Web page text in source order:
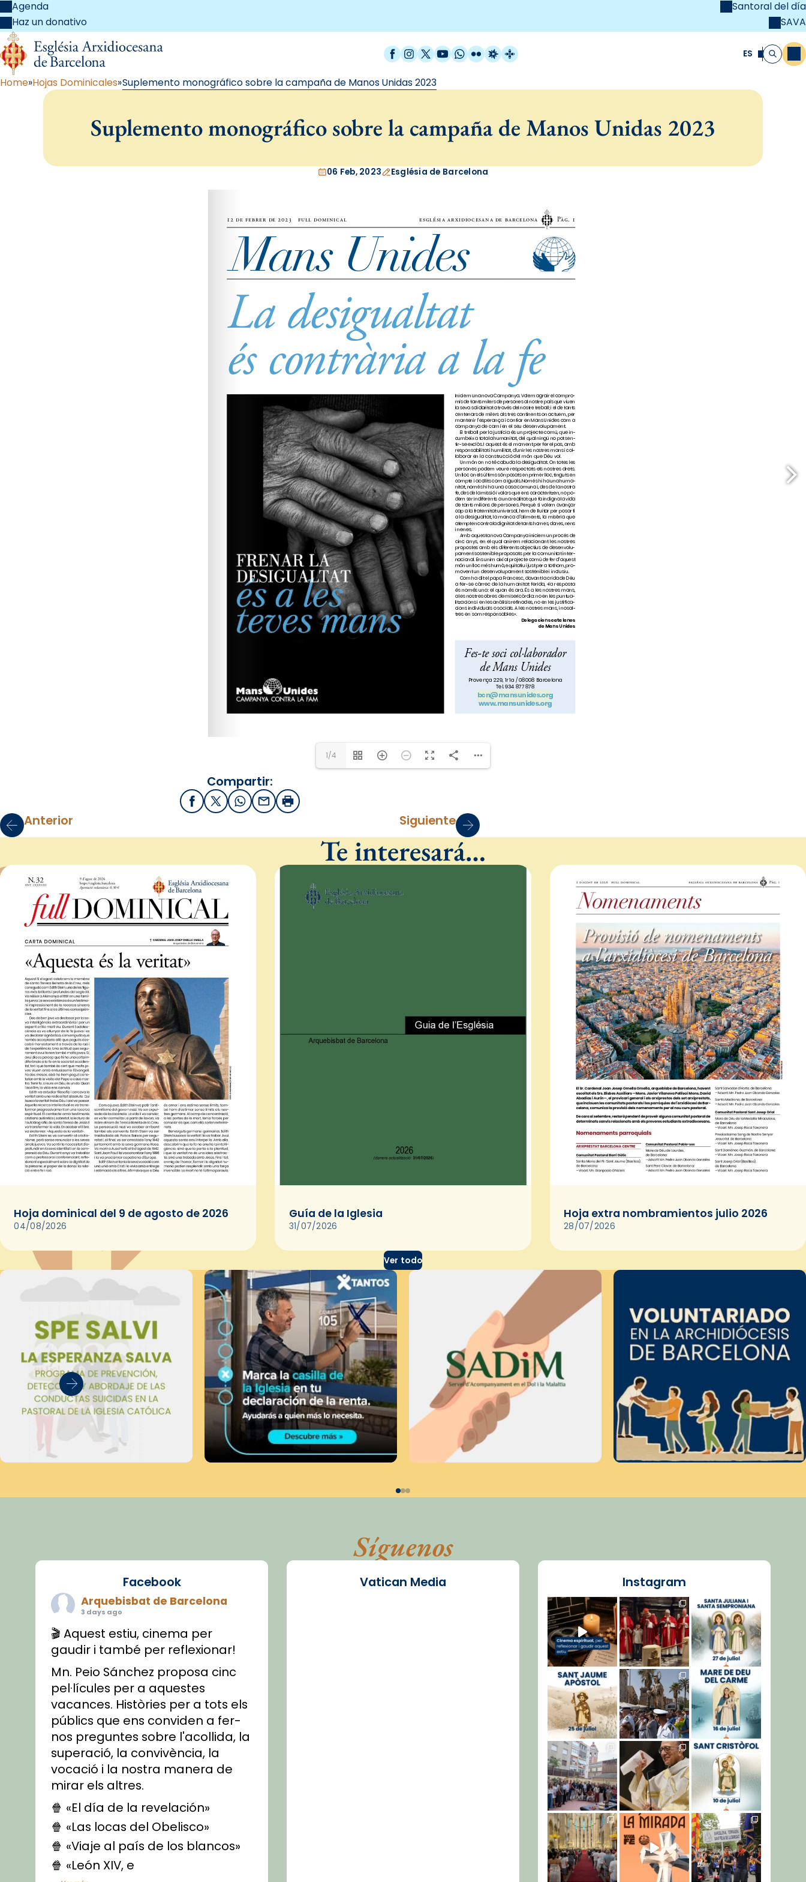
Agenda
Haz un donativo
Santoral del día
SAVA
Facebook
Instagram
X / Twitter
YouTube
WhatsApp
FlickrRadio Estel
Catalunya Cristiana ES Buscar
Home Hojas Dominicales Suplemento monográfico sobre la campaña de Manos Unidas 2023
Suplemento monográfico sobre la campaña de Manos Unidas 2023
06 Feb, 2023 Església de Barcelona
bcn@mansunides.org
www.mansunides.org
www.mansunides.org
1/4
Compartir:
FacebookX / Twitter
WhatsApp
EmailImprimir
Anterior Siguiente
Te interesará…
Hoja dominical del 9 de agosto de 2026
04/08/2026
Guía de la Iglesia
31/07/2026
Hoja extra nombramientos julio 2026
28/07/2026
Ver todo
Síguenos
Facebook
Arquebisbat de Barcelona
3 days ago
🎬 Aquest estiu, cinema per
gaudir i també per reflexionar!
Mn. Peio Sánchez proposa cinc
pel·lícules per a aquestes
vacances. Històries per a tots els
públics que ens conviden a fer-
nos preguntes sobre l'acollida, la
superació, la convivència, la
vocació i la nostra manera de
mirar els altres.
🍿 «El día de la revelación»
🍿 «Las locas del Obelisco»
🍿 «Viaje al país de los blancos»
🍿 «León XIV, e
Vatican Media Instagram